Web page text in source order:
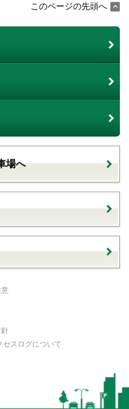
このページの先頭へ
場へ
スログについて